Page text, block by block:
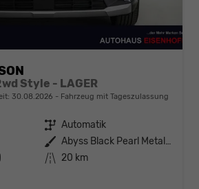
Style - LAGER
30.08.2026 Fahrzeug mit Tageszulassung
Getriebe Automatik
Außenfarbe
Abyss Black Pearl Metallic ()
Kilometerstand 20 km